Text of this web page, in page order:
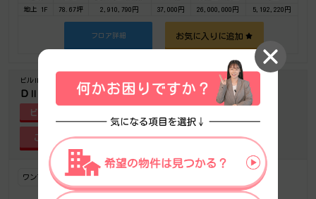
地上 1F
78.67坪 2,910,790円 37,000円 26,000,000円 5,192,220円
フロア詳細 お気に入りに追加
ビルID-4363
ＤⅡ
ビル詳細
ワンフロアワンテナント